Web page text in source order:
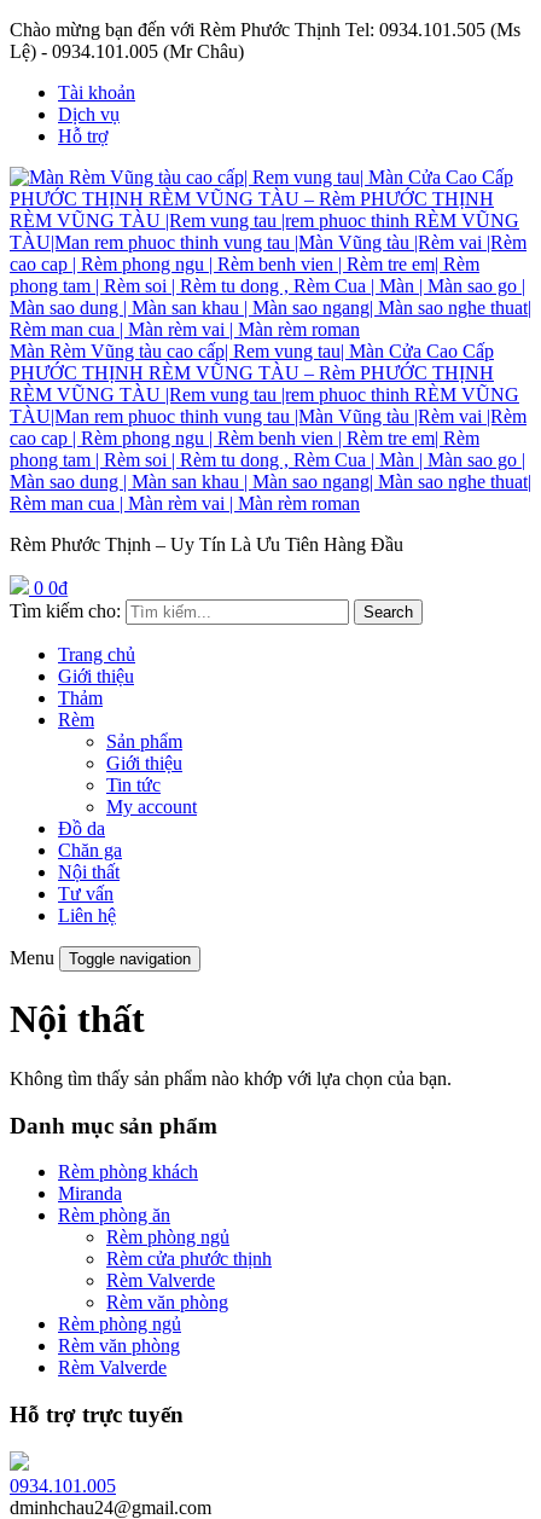
Chào mừng bạn đến với Rèm Phước Thịnh Tel: 0934.101.505 (Ms
Lệ) - 0934.101.005 (Mr Châu)
Tài khoản
Dịch vụ
Hỗ trợ
Màn Rèm Vũng tàu cao cấp| Rem vung tau| Màn Cửa Cao Cấp
PHƯỚC THỊNH RÈM VŨNG TÀU – Rèm PHƯỚC THỊNH
RÈM VŨNG TÀU |Rem vung tau |rem phuoc thinh RÈM VŨNG
TÀU|Man rem phuoc thinh vung tau |Màn Vũng tàu |Rèm vai |Rèm
cao cap | Rèm phong ngu | Rèm benh vien | Rèm tre em| Rèm
phong tam | Rèm soi | Rèm tu dong , Rèm Cua | Màn | Màn sao go |
Màn sao dung | Màn san khau | Màn sao ngang| Màn sao nghe thuat|
Rèm man cua | Màn rèm vai | Màn rèm roman
Rèm Phước Thịnh – Uy Tín Là Ưu Tiên Hàng Đầu
0 0₫
Tìm kiếm cho:
Search
Trang chủ
Giới thiệu
Thảm
Rèm
Sản phẩm
Giới thiệu
Tin tức
My account
Đồ da
Chăn ga
Nội thất
Tư vấn
Liên hệ
Menu Toggle navigation
Nội thất
Không tìm thấy sản phẩm nào khớp với lựa chọn của bạn.
Danh mục sản phẩm
Rèm phòng khách
Miranda
Rèm phòng ăn
Rèm phòng ngủ
Rèm cửa phước thịnh
Rèm Valverde
Rèm văn phòng
Rèm phòng ngủ
Rèm văn phòng
Rèm Valverde
Hỗ trợ trực tuyến
0934.101.005
dminhchau24@gmail.com